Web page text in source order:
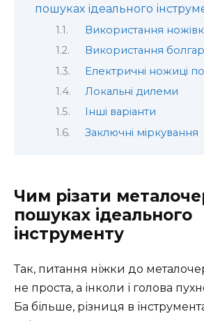
пошуках ідеального
Використання
Використання
Електричні ножиці
Локальні дилеми
Інші варіанти
Заключні міркування
Чим різати
пошуках ідеального
інструменту
Так, питання ніжки до
не проста, а інколи і голова
Ба більше, різниця в